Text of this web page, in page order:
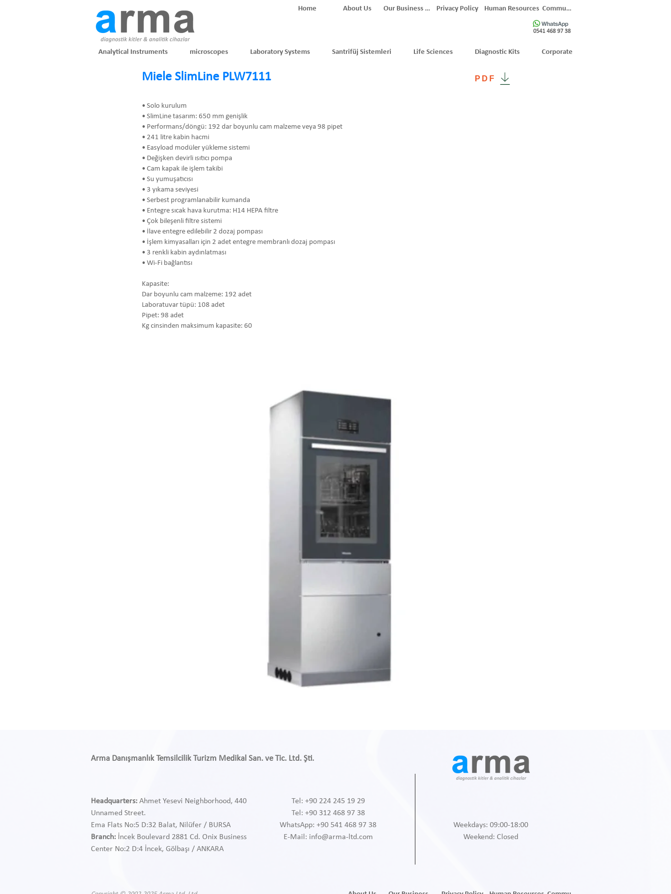
Analytical Instruments microscopes Laboratory Systems Santrifüj Sistemleri Life Sciences Diagnostic Kits Corporate
Home About Us Our Business Partners Privacy Policy Human Resources Communication
0541 468 97 38
PDF
Miele SlimLine PLW7111
• Solo kurulum
• SlimLine tasarım: 650 mm genişlik
• Performans/döngü: 192 dar boyunlu cam malzeme veya 98 pipet
• 241 litre kabin hacmi
• Easyload modüler yükleme sistemi
• Değişken devirli ısıtıcı pompa
• Cam kapak ile işlem takibi
• Su yumuşatıcısı
• 3 yıkama seviyesi
• Serbest programlanabilir kumanda
• Entegre sıcak hava kurutma: H14 HEPA filtre
• Çok bileşenli filtre sistemi
• İlave entegre edilebilir 2 dozaj pompası
• İşlem kimyasalları için 2 adet entegre membranlı dozaj pompası
• 3 renkli kabin aydınlatması
• Wi-Fi bağlantısı
Kapasite:
Dar boyunlu cam malzeme: 192 adet
Laboratuvar tüpü: 108 adet
Pipet: 98 adet
Kg cinsinden maksimum kapasite: 60
Arma Danışmanlık Temsilcilik Turizm Medikal San. ve Tic. Ltd. Şti.
Headquarters: Ahmet Yesevi Neighborhood, 440
Unnamed Street.
Ema Flats No:5 D:32 Balat, Nilüfer / BURSA
Branch: İncek Boulevard 2881 Cd. Onix Business
Center No:2 D:4 İncek, Gölbaşı / ANKARA
Tel: +90 224 245 19 29
Tel: +90 312 468 97 38
WhatsApp: +90 541 468 97 38
E-Mail: info@arma-ltd.com
Weekdays: 09:00-18:00
Weekend: Closed